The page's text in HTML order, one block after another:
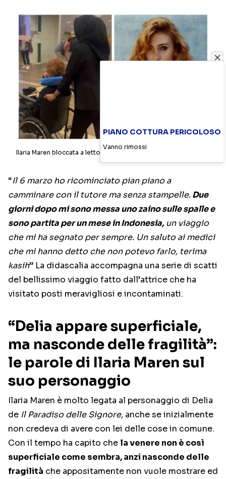
Ilaria Maren bloccata a letto-foto ig@ilariamaren- cineblog.it
“Il 6 marzo ho ricominciato pian piano a
camminare con il tutore ma senza stampelle.Due
giorni dopo mi sono messa uno zaino sulle spalle e
sono partita per un mese in Indonesia,un viaggio
che mi ha segnato per sempre. Un saluto ai medici
che mi hanno detto che non potevo farlo, terima
kasih” La didascalia accompagna una serie di scatti
del bellissimo viaggio fatto dall’attrice che ha
visitato posti meravigliosi e incontaminati.
“Delia appare superficiale,
ma nasconde delle fragilità”:
le parole di Ilaria Maren sul
suo personaggio
Ilaria Maren è molto legata al personaggio di Delia
de Il Paradiso delle Signore, anche se inizialmente
non credeva di avere con lei delle cose in comune.
Con il tempo ha capito che la venere non è così
superficiale come sembra, anzi nasconde delle
fragilità che appositamente non vuole mostrare ed
PIANO COTTURA PERICOLOSO
Vanno rimossi